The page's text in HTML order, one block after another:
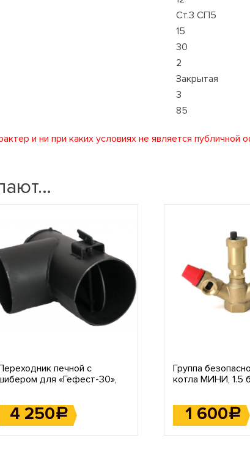
Ст.3 СП5
15
30
2
Закрытая
3
85
и ни при каких условиях не является
печной с
для «Гефест-30»,
4 250Р
Группа
котла МИНИ, 1.5
1 600Р